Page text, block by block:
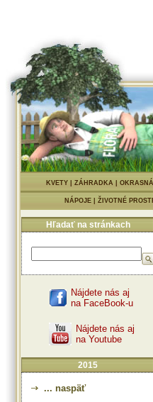
KVETY| ZÁHRADKA|
NÁPOJE ŽIVOTNÉ
Hľadať na stránkach
Nájdete nás aj
na FaceBook-u
Nájdete nás aj
na Youtube
2015
... naspäť